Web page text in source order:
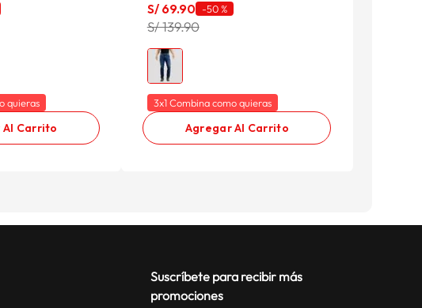
quieras
Carrito
S/ 69.90 -50 %
S/ 139.90
3x1 Combina como quieras
Agregar Al Carrito
Suscríbete para recibir más
promociones